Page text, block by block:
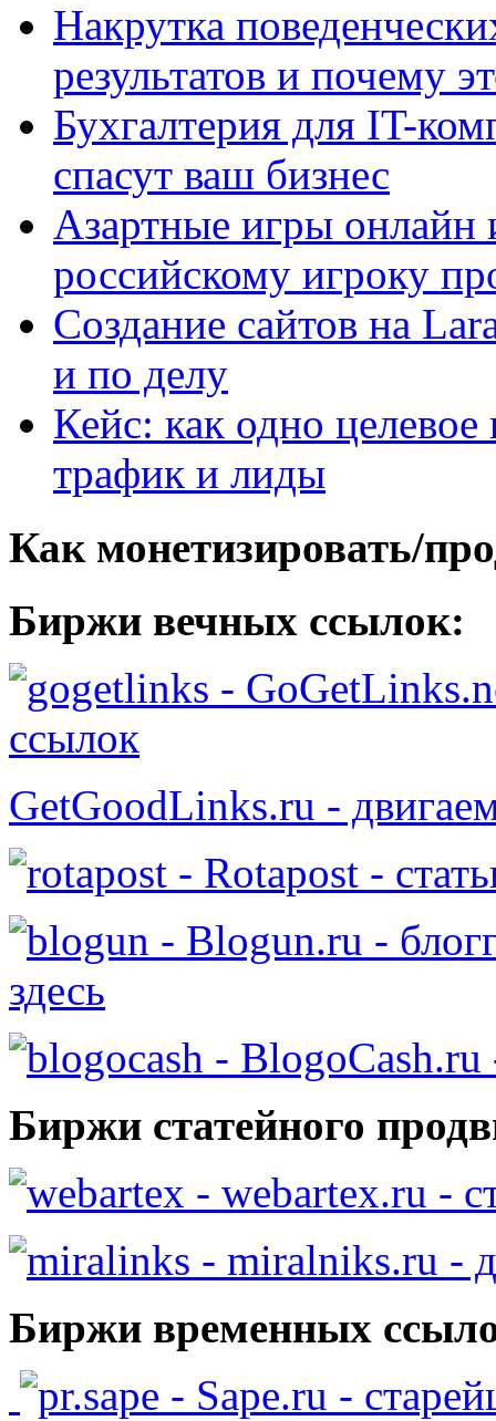
Накрутка
результатов и почему
Бухгалтерия для IT-
спасут ваш бизнес
Азартные игры онлайн
российскому игроку
Создание сайтов на
и по делу
Кейс: как одно
трафик и лиды
Как монетизировать/
Биржи вечных ссылок:
-
ссылок
GetGoodLinks.ru -
- Rotapost -
- Blogun.ru -
здесь
- BlogoCash.ru
Биржи статейного
- webartex.ru -
- miralniks.ru -
Биржи временных
- Sape.ru -